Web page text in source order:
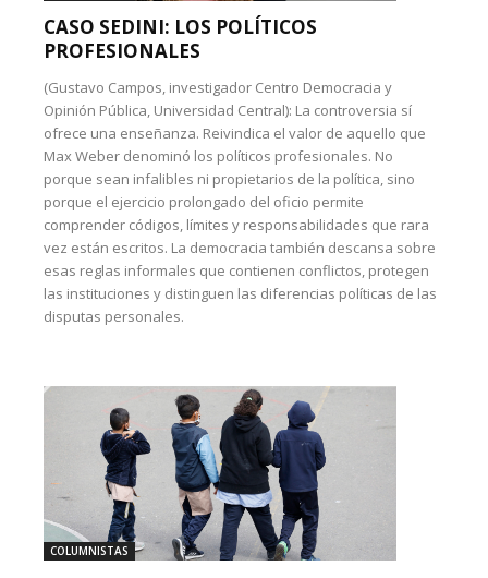
CASO SEDINI: LOS POLÍTICOS
PROFESIONALES
(Gustavo Campos, investigador Centro Democracia y
Opinión Pública, Universidad Central): La controversia sí
ofrece una enseñanza. Reivindica el valor de aquello que
Max Weber denominó los políticos profesionales. No
porque sean infalibles ni propietarios de la política, sino
porque el ejercicio prolongado del oficio permite
comprender códigos, límites y responsabilidades que rara
vez están escritos. La democracia también descansa sobre
esas reglas informales que contienen conflictos, protegen
las instituciones y distinguen las diferencias políticas de las
disputas personales.
COLUMNISTAS